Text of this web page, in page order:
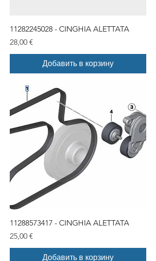
11282245028 - CINGHIA ALETTATA
Цена
28,00 €
Добавить в корзину
11288573417 - CINGHIA ALETTATA
Цена
25,00 €
Добавить в корзину